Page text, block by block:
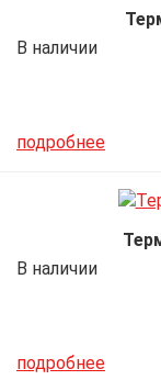
В наличии
подробнее
В наличии
подробнее